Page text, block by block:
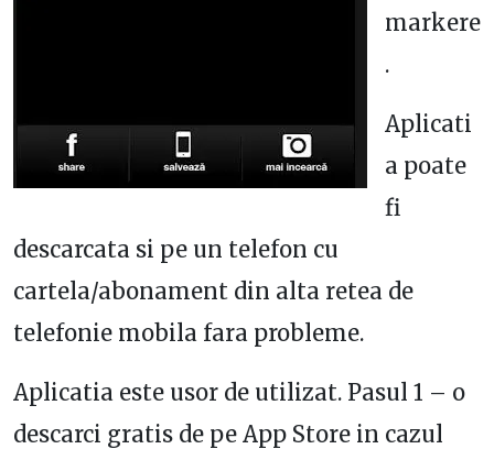
markere
.
Aplicati
a poate
fi
descarcata si pe un telefon cu
cartela/abonament din alta retea de
telefonie mobila fara probleme.
Aplicatia este usor de utilizat. Pasul 1 – o
descarci gratis de pe App Store in cazul